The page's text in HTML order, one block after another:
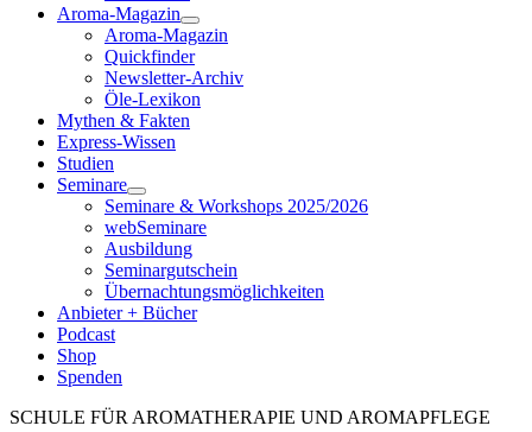
Aroma-Magazin
Aroma-Magazin
Quickfinder
Newsletter-Archiv
Öle-Lexikon
Mythen & Fakten
Express-Wissen
Studien
Seminare
Seminare & Workshops 2025/2026
webSeminare
Ausbildung
Seminargutschein
Übernachtungsmöglichkeiten
Anbieter + Bücher
Podcast
Shop
Spenden
SCHULE FÜR AROMATHERAPIE UND AROMAPFLEGE